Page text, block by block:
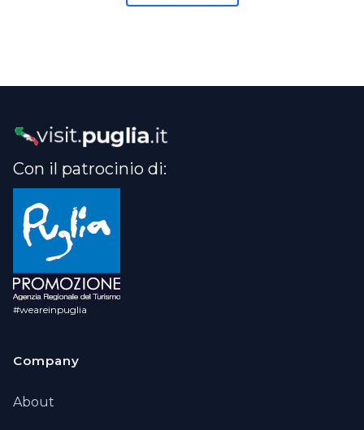
Con il patrocinio di:
#weareinpuglia
Company
About